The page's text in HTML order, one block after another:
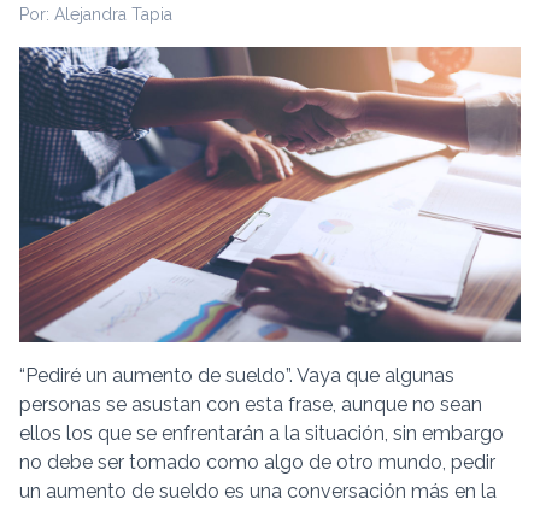
Por: Alejandra Tapia
“Pediré un aumento de sueldo”. Vaya que algunas
personas se asustan con esta frase, aunque no sean
ellos los que se enfrentarán a la situación, sin embargo
no debe ser tomado como algo de otro mundo, pedir
un aumento de sueldo es una conversación más en la